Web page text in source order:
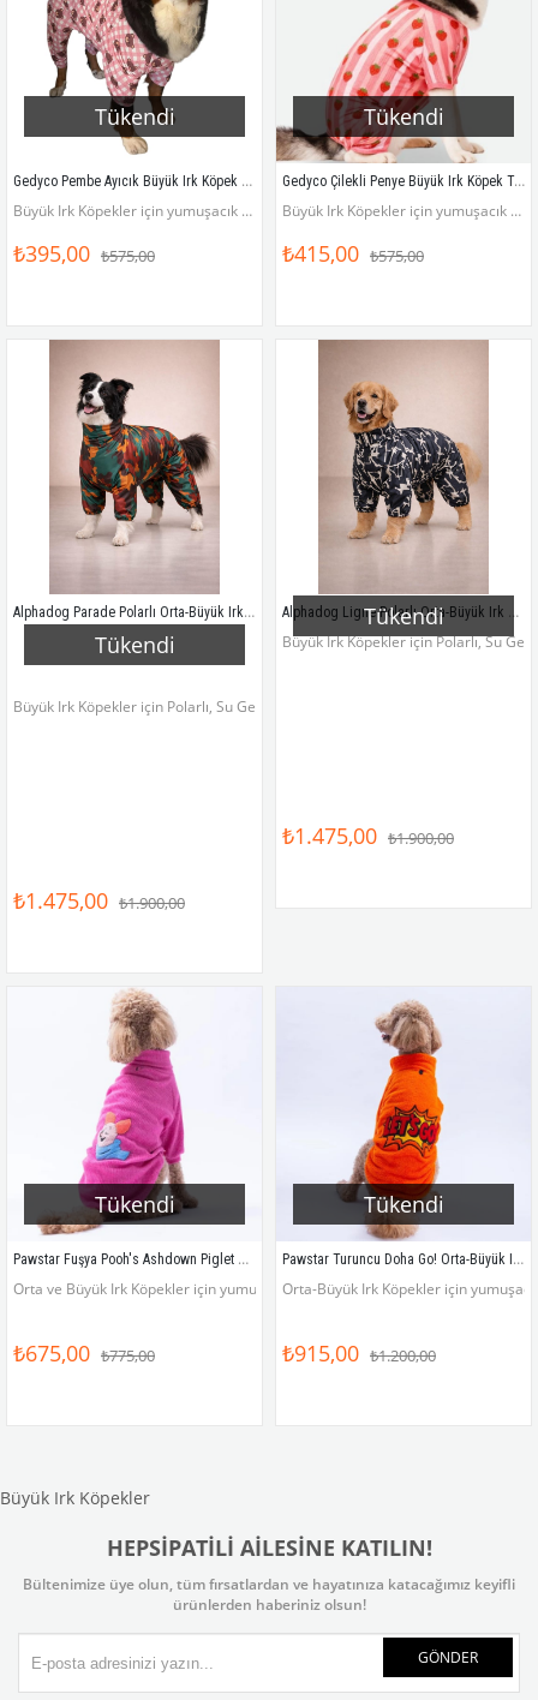
Tükendi
Gedyco Pembe Ayıcık Büyük Irk Köpek Penye Tulum Pijama
Büyük Irk Köpekler için yumuşacık penye tulum
₺395,00 ₺575,00
Tükendi
Gedyco Çilekli Penye Büyük Irk Köpek Tulumu
Büyük Irk Köpekler için yumuşacık penye tulum
₺415,00 ₺575,00
Tükendi
Alphadog Parade Polarlı Orta-Büyük Irk Köpek Yağmurluk Tulumu
Büyük Irk Köpekler için Polarlı, Su Geçirmez Kalın Köpek Tulum Yağmurluk
₺1.475,00 ₺1.900,00
Tükendi
Alphadog Ligne Polarlı Orta-Büyük Irk Köpek Yağmurluk Tulumu
Büyük Irk Köpekler için Polarlı, Su
₺1.475,00 ₺1.900,00
Tükendi
Pawstar Fuşya Pooh's Ashdown Piglet Orta ve Büyük Irk Köpek Kazağı
Orta ve Büyük Irk Köpekler için yumuşacık, sıcacık likralı kazak
₺675,00 ₺775,00
Tükendi
Pawstar Turuncu Doha Go! Orta-Büyük Irk Köpek Pofuduk Sweatshirt
Orta-Büyük Irk Köpekler için
₺915,00 ₺1.200,00
Büyük Irk Köpekler
HEPSİPATİLİ AİLESİNE KATILIN!
Bültenimize üye olun, tüm fırsatlardan ve hayatınıza katacağımız keyifli
ürünlerden haberiniz olsun!
GÖNDER